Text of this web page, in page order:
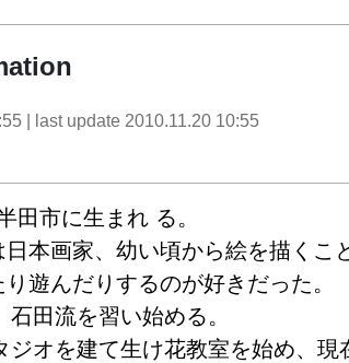
| last update 2010.11.20 10:55
田市に生まれ る。
幼い頃から絵を描くこと
遊んだりするのが好きだった。
田流を習い始める。
ジオを建て生け花教室を始め、現